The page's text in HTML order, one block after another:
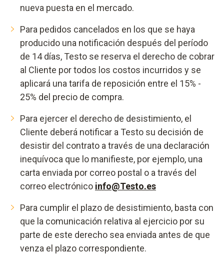
nueva puesta en el mercado.
Para pedidos cancelados en los que se haya
producido una notificación después del período
de 14 días, Testo se reserva el derecho de cobrar
al Cliente por todos los costos incurridos y se
aplicará una tarifa de reposición entre el 15% -
25% del precio de compra.
Para ejercer el derecho de desistimiento, el
Cliente deberá notificar a Testo su decisión de
desistir del contrato a través de una declaración
inequívoca que lo manifieste, por ejemplo, una
carta enviada por correo postal o a través del
correo electrónico info@Testo.es
Para cumplir el plazo de desistimiento, basta con
que la comunicación relativa al ejercicio por su
parte de este derecho sea enviada antes de que
venza el plazo correspondiente.